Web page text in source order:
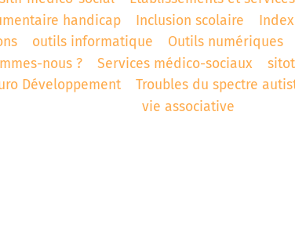
handicap
Inclusion scolaire
outils informatique Outils numériques
nous ?
Services médico-sociaux
Développement
Troubles du spectre
vie associative